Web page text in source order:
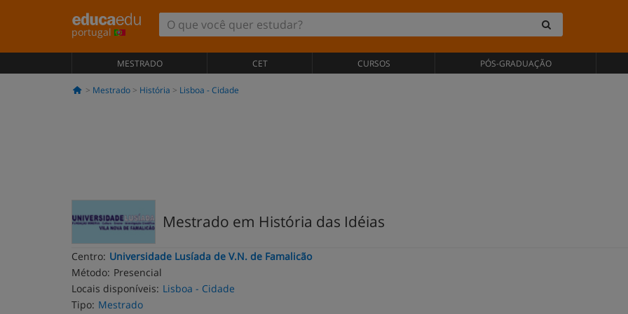
portugal
MESTRADO CET CURSOS PÓS-GRADUAÇÃO
Mestrado História Lisboa - Cidade
Mestrado em História das Idéias
Centro: Universidade Lusíada de V.N. de Famalicão
Método: Presencial
Locais disponíveis: Lisboa - Cidade
Tipo: Mestrado